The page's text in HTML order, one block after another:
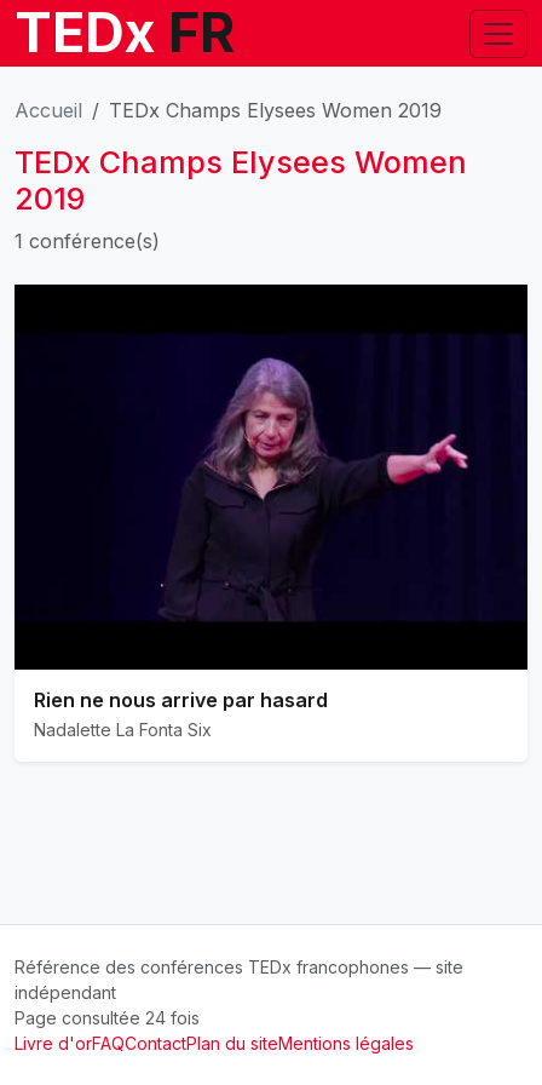
TEDx FR
Accueil TEDx Champs Elysees Women 2019
TEDx Champs Elysees Women
2019
1 conférence(s)
Rien ne nous arrive par hasard
Nadalette La Fonta Six
Référence des conférences TEDx francophones — site
indépendant
Page consultée 24 fois
Livre d'orFAQContactPlan du siteMentions légales